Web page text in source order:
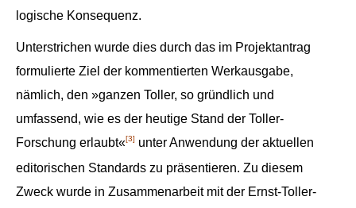
logische Konsequenz.
Unterstrichen wurde dies durch das im Projektantrag
formulierte Ziel der kommentierten Werkausgabe,
nämlich, den »ganzen Toller, so gründlich und
umfassend, wie es der heutige Stand der Toller-
Forschung erlaubt«[3] unter Anwendung der aktuellen
editorischen Standards zu präsentieren. Zu diesem
Zweck wurde in Zusammenarbeit mit der Ernst-Toller-